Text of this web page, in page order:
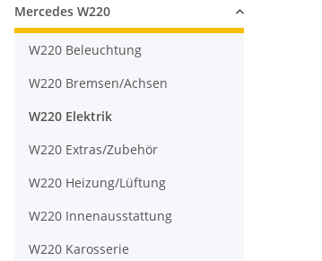
Mercedes W220
W220 Beleuchtung
W220 Bremsen/Achsen
W220 Elektrik
W220 Extras/Zubehör
W220 Heizung/Lüftung
W220 Innenausstattung
W220 Karosserie